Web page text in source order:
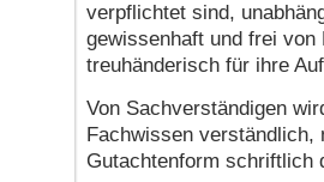
verpflichtet sind,
gewissenhaft und frei
treuhänderisch für ihre
Von Sachverständigen
Fachwissen verständlich,
Gutachtenform schriftlich